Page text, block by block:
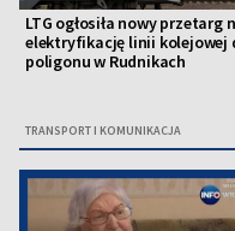
LTG ogłosiła nowy przetarg
elektryfikację linii kolejowej
poligonu w Rudnikach
TRANSPORT I KOMUNIKACJA